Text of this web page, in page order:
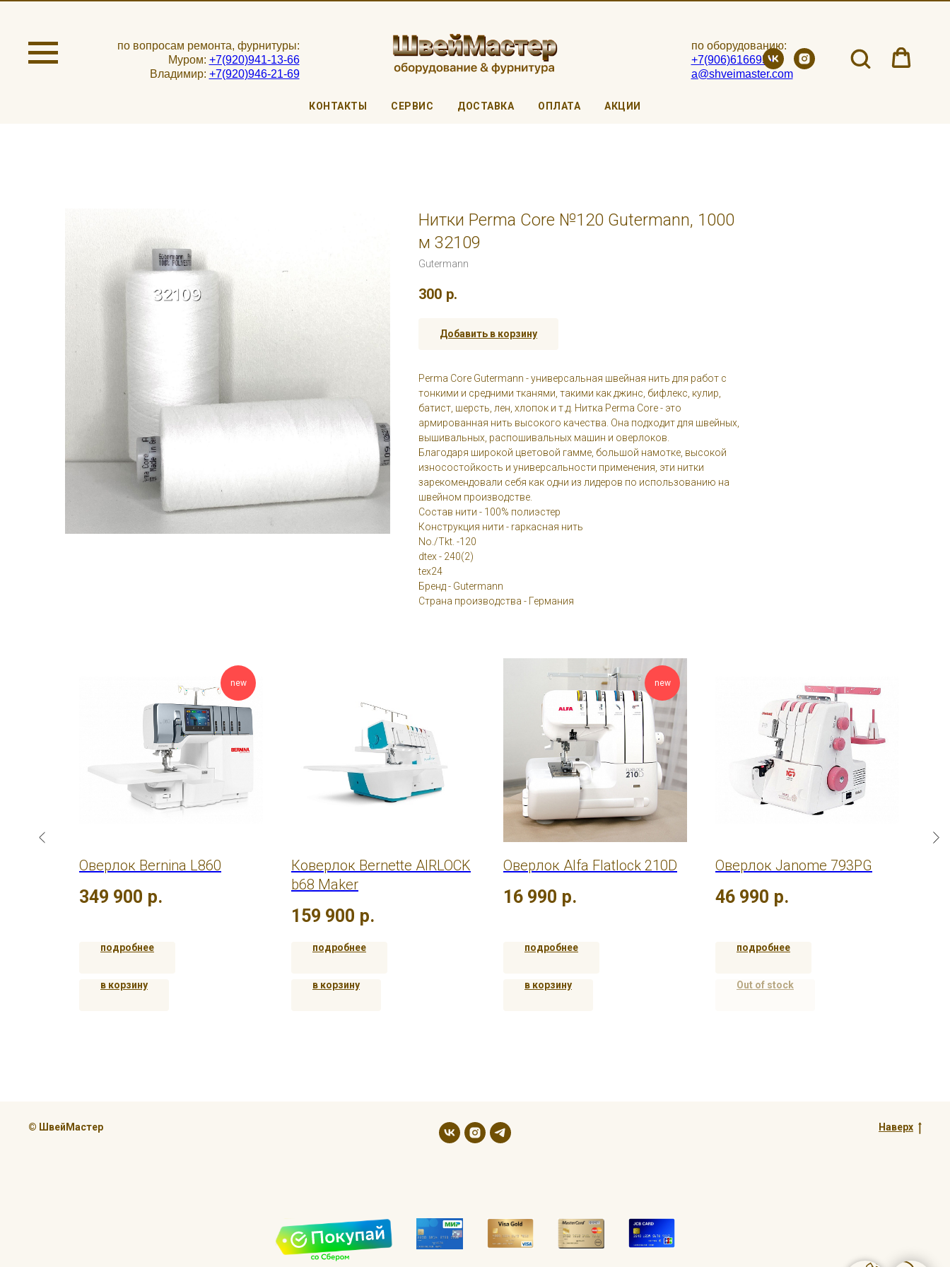
по вопросам ремонта, фурнитуры:
Муром: +7(920)941-13-66
Владимир: +7(920)946-21-69
по оборудованию:
+7(906)6166951
a@shveimaster.com
КОНТАКТЫ СЕРВИС ДОСТАВКА ОПЛАТА АКЦИИ
Нитки Perma Core №120 Gutermann, 1000
м 32109
Gutermann
300 р.
Добавить в корзину
Perma Core Gutermann - универсальная швейная нить для работ с
тонкими и средними тканями, такими как джинс, бифлекс, кулир,
батист, шерсть, лен, хлопок и т.д. Нитка Perma Core - это
армированная нить высокого качества. Она подходит для швейных,
вышивальных, распошивальных машин и оверлоков.
Благодаря широкой цветовой гамме, большой намотке, высокой
износостойкость и универсальности применения, эти нитки
зарекомендовали себя как одни из лидеров по использованию на
швейном производстве.
Состав нити - 100% полиэстер
Конструкция нити - rаркасная нить
No./Tkt. -120
dtex - 240(2)
tex24
Бренд - Gutermann
Страна производства - Германия
new
Оверлок Bernina L860
349 900 р.
подробнее
в корзину
Коверлок Bernette AIRLOCK
b68 Maker
159 900 р.
подробнее
в корзину
new
Оверлок Alfa Flatlock 210D
16 990 р.
подробнее
в корзину
Оверлок Janome 793PG
46 990 р.
подробнее
Out of stock
© ШвейМастер Наверх